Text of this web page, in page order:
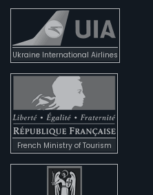
Ukraine International Airlines
French Ministry of Tourism